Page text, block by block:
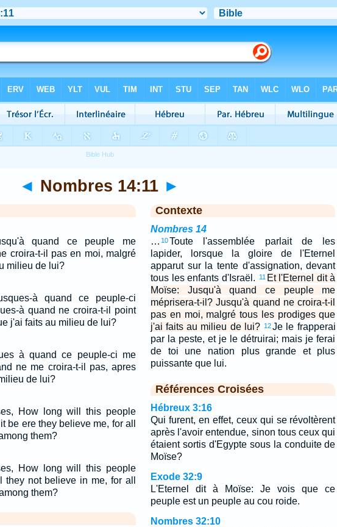
◄ Nombres 14:11 ►
quand ce peuple me
croira-t-il pas en moi, malgré
milieu de lui?
à quand ce peuple-ci
à quand ne croira-t-il point
j'ai faits au milieu de lui?
à quand ce peuple-ci me
ne me croira-t-il pas, apres
de lui?
How long will this people
be ere they believe me, for all
them?
How long will this people
not believe in me, for all
them?
Contexte
Nombres 14
… 10Toute l'assemblée parlait de les
lapider, lorsque la gloire de l'Eternel
apparut sur la tente d'assignation, devant
tous les enfants d'Israël.
11 Et l'Eternel dit à
Moïse: Jusqu'à quand ce peuple me
méprisera-t-il? Jusqu'à quand ne croira-t-il
pas en moi, malgré tous les prodiges que
j'ai faits au milieu de lui? 12Je le frapperai
par la peste, et je le détruirai; mais je ferai
de toi une nation plus grande et plus
puissante que lui.
Références Croisées
Hébreux 3:16
Qui furent, en effet, ceux qui se révoltèrent
après l'avoir entendue, sinon tous ceux qui
étaient sortis d'Egypte sous la conduite de
Moïse?
Exode 32:9
L'Eternel dit à Moïse: Je vois que ce
peuple est un peuple au cou roide.
Nombres 32:10